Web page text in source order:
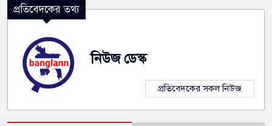
প্রতিবেদকের তথ্য
নিউজ ডেস্ক
প্রতিবেদকের সকল নিউজ